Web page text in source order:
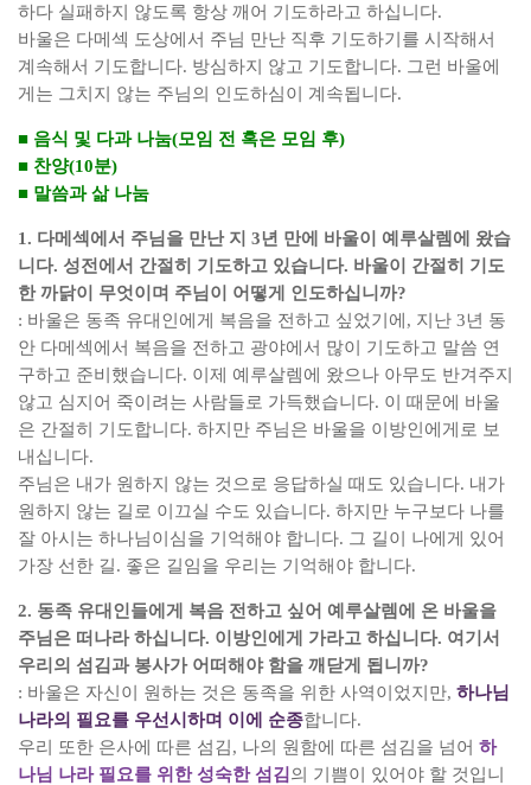
하다 실패하지 않도록 항상 깨어 기도하라고 하십니다.
바울은 다메섹 도상에서 주님 만난 직후 기도하기를 시작해서
계속해서 기도합니다. 방심하지 않고 기도합니다. 그런 바울에
게는 그치지 않는 주님의 인도하심이 계속됩니다.
■ 음식 및 다과 나눔(모임 전 혹은 모임 후)
■ 찬양(10분)
■ 말씀과 삶 나눔
1. 다메섹에서 주님을 만난 지 3년 만에 바울이 예루살렘에 왔습
니다. 성전에서 간절히 기도하고 있습니다. 바울이 간절히 기도
한 까닭이 무엇이며 주님이 어떻게 인도하십니까?
: 바울은 동족 유대인에게 복음을 전하고 싶었기에 , 지난 3년 동
안 다메섹에서 복음을 전하고 광야에서 많이 기도하고 말씀 연
구하고 준비했습니다. 이제 예루살렘에 왔으나 아무도 반겨주지
않고 심지어 죽이려는 사람들로 가득했습니다. 이 때문에 바울
은 간절히 기도합니다. 하지만 주님은 바울을 이방인에게로 보
내십니다.
주님은 내가 원하지 않는 것으로 응답하실 때도 있습니다. 내가
원하지 않는 길로 이끄실 수도 있습니다. 하지만 누구보다 나를
잘 아시는 하나님이심을 기억해야 합니다. 그 길이 나에게 있어
가장 선한 길. 좋은 길임을 우리는 기억해야 합니다.
2. 동족 유대인들에게 복음 전하고 싶어 예루살렘에 온 바울을
주님은 떠나라 하십니다. 이방인에게 가라고 하십니다. 여기서
우리의 섬김과 봉사가 어떠해야 함을 깨닫게 됩니까?
: 바울은 자신이 원하는 것은 동족을 위한 사역이었지만, 하나님
나라의 필요를 우선시하며 이에 순종합니다.
우리 또한 은사에 따른 섬김, 나의 원함에 따른 섬김을 넘어 하
나님 나라 필요를 위한 성숙한 섬김 의 기쁨이 있어야 할 것입니